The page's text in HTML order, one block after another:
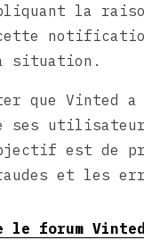
la
situation.
que Vinted a
ses
est de
et les
le forum